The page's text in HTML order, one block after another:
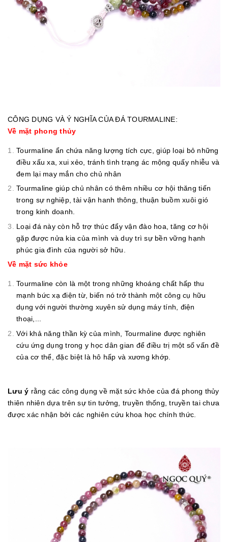
CÔNG DỤNG VÀ Ý NGHĨA CỦA ĐÁ TOURMALINE:
Về mặt phong thủy
Tourmaline ẩn chứa năng lượng tích cực, giúp loại bỏ những
điều xấu xa, xui xẻo, tránh tình trạng ác mộng quấy nhiễu và
đem lại may mắn cho chủ nhân
Tourmaline giúp chủ nhân có thêm nhiều cơ hội thăng tiến
trong sự nghiệp, tài vận hanh thông, thuận buồm xuôi gió
trong kinh doanh.
Loại đá này còn hỗ trợ thúc đẩy vận đào hoa, tăng cơ hội
gặp được nửa kia của mình và duy trì sự bền vững hạnh
phúc gia đình của người sở hữu.
Về mặt sức khỏe
Tourmaline còn là một trong những khoáng chất hấp thu
mạnh bức xạ điện từ, biến nó trở thành một công cụ hữu
dụng với người thường xuyên sử dụng máy tính, điện
thoại,...
Với khả năng thần kỳ của mình, Tourmaline được nghiên
cứu ứng dụng trong y học dân gian để điều trị một số vấn đề
của cơ thể, đặc biệt là hô hấp và xương khớp.
Lưu ý rằng các công dụng về mặt sức khỏe của đá phong thủy
thiên nhiên dựa trên sự tin tưởng, truyền thống, truyền tai chưa
được xác nhận bởi các nghiên cứu khoa học chính thức.